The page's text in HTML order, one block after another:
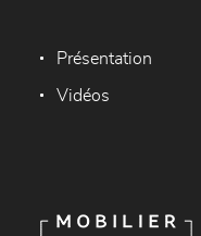
Présentation
Vidéos